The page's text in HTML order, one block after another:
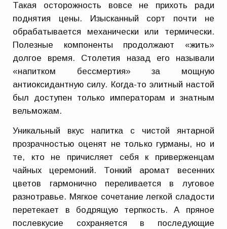
Такая осторожность вовсе не прихоть ради
поднятия цены. Изысканный сорт почти не
обрабатывается механически или термически.
Полезные компоненты продолжают «жить»
долгое время. Столетия назад его называли
«напитком бессмертия» за мощную
антиоксидантную силу. Когда-то элитный настой
был доступен только императорам и знатным
вельможам.
Уникальный вкус напитка с чистой янтарной
прозрачностью оценят не только гурманы, но и
те, кто не причисляет себя к приверженцам
чайных церемоний. Тонкий аромат весенних
цветов гармонично переливается в луговое
разнотравье. Мягкое сочетание легкой сладости
перетекает в бодрящую терпкость. А пряное
послевкусие сохраняется в последующие